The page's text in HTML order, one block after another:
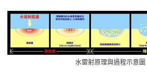
水雷射原理與過程示意圖